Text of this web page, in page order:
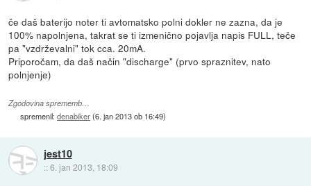
če daš baterijo noter ti avtomatsko polni dokler ne zazna, da je
100% napolnjena, takrat se ti izmenično pojavlja napis FULL, teče
pa "vzdrževalni" tok cca. 20mA.
Priporočam, da daš način "discharge" (prvo spraznitev, nato
polnjenje)
Zgodovina sprememb…
spremenil:denabiker(6. jan 2013 ob 16:49)
jest10
::6. jan 2013, 18:09